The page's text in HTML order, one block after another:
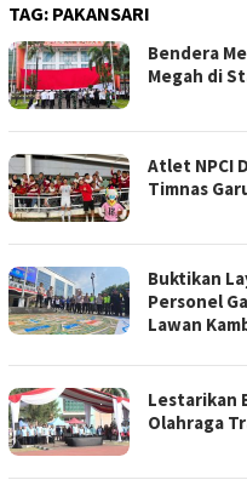
TAG: PAKANSARI
Bendera
Megah di
Atlet NPCI
Timnas
Buktikan
Personel
Lawan
Lestarikan
Olahraga